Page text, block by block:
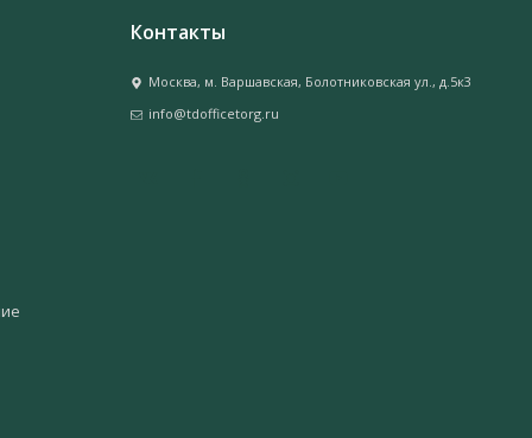
Контакты
Москва, м. Варшавская, Болотниковская ул., д.5к3
info@tdofficetorg.ru